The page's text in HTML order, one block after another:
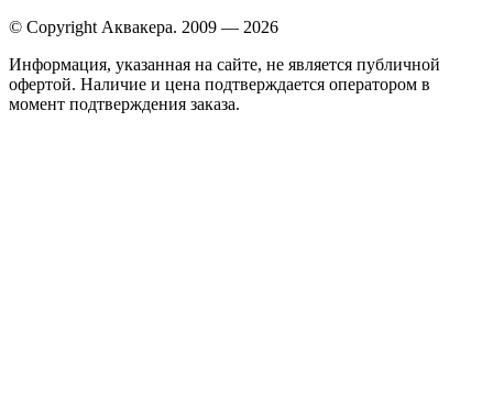
© Copyright Аквакера. 2009 — 2026
Информация, указанная на сайте, не является публичной
офертой. Наличие и цена подтверждается оператором в
момент подтверждения заказа.